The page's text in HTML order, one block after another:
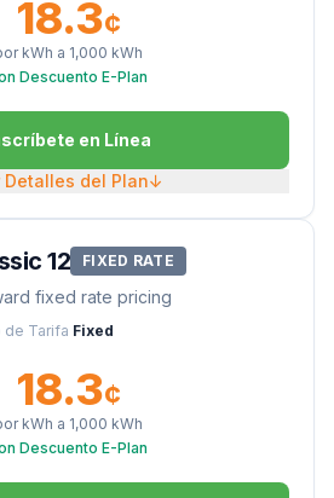
18.3¢
kWh a 1,000 kWh
Descuento E-Plan
en Línea
Detalles del Plan↓
12 FIXED RATE
fixed rate pricing
de Tarifa Fixed
18.3¢
kWh a 1,000 kWh
Descuento E-Plan